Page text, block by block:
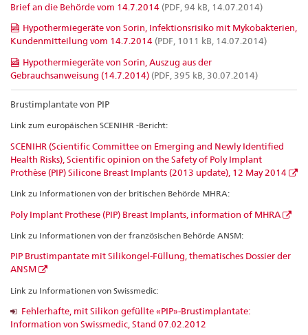
Brief an die Behörde vom 14.7.2014 (PDF, 94 kB, 14.07.2014)
Hypothermiegeräte von Sorin, Infektionsrisiko mit Mykobakterien,
Kundenmitteilung vom 14.7.2014 (PDF, 1011 kB, 14.07.2014)
Hypothermiegeräte von Sorin, Auszug aus der
Gebrauchsanweisung (14.7.2014) (PDF, 395 kB, 30.07.2014)
Brustimplantate von PIP
Link zum europäischen SCENIHR -Bericht:
SCENIHR (Scientific Committee on Emerging and Newly Identified
Health Risks), Scientific opinion on the Safety of Poly Implant
Prothèse (PIP) Silicone Breast Implants (2013 update), 12 May 2014
Link zu Informationen von der britischen Behörde MHRA:
Poly Implant Prothese (PIP) Breast Implants, information of MHRA
Link zu Informationen von der französischen Behörde ANSM:
PIP Brustimpantate mit Silikongel-Füllung, thematisches Dossier der
ANSM
Link zu Informationen von Swissmedic:
Fehlerhafte, mit Silikon gefüllte «PIP»-Brustimplantate:
Information von Swissmedic, Stand 07.02.2012